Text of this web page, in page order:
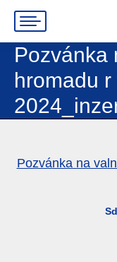
Pozvánka
hromadu r
Pozvánka na